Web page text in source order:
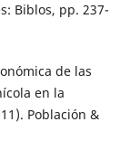
Biblos, pp. 237-
de las
en la
Población &